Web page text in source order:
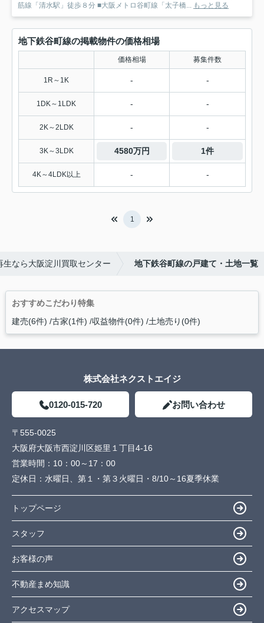
筋線「清水駅」徒歩８分 ■大阪メトロ谷町線「太子橋... もっと見る
地下鉄谷町線の掲載物件の価格相場
価格相場 募集件数
1R～1K - -
1DK～1LDK - -
2K～2LDK - -
3K～3LDK 4580万円 1件
4K～4LDK以上 - -
1
なら大阪淀川買取センター 地下鉄谷町線の戸建て・土地一覧
おすすめこだわり特集
建売(6件) 古家(1件) 収益物件(0件) 土地売り(0件)
株式会社ネクストエイジ
0120-015-720 お問い合わせ
〒555-0025
大阪府大阪市西淀川区姫里１丁目4-16
営業時間： 10：00～17：00
定休日： 水曜日、第１・第３火曜日・8/10～16夏季休業
トップページ
スタッフ
お客様の声
不動産まめ知識
アクセスマップ